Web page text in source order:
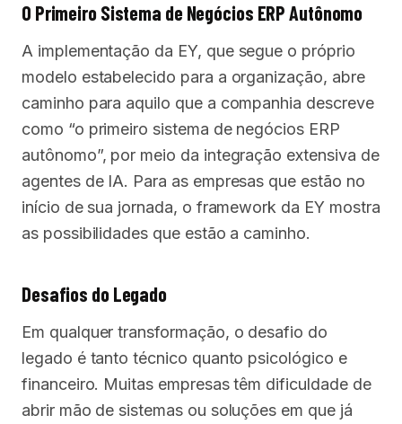
O Primeiro Sistema de Negócios ERP Autônomo
A implementação da EY, que segue o próprio
modelo estabelecido para a organização, abre
caminho para aquilo que a companhia descreve
como “o primeiro sistema de negócios ERP
autônomo”, por meio da integração extensiva de
agentes de IA. Para as empresas que estão no
início de sua jornada, o framework da EY mostra
as possibilidades que estão a caminho.
Desafios do Legado
Em qualquer transformação, o desafio do
legado é tanto técnico quanto psicológico e
financeiro. Muitas empresas têm dificuldade de
abrir mão de sistemas ou soluções em que já